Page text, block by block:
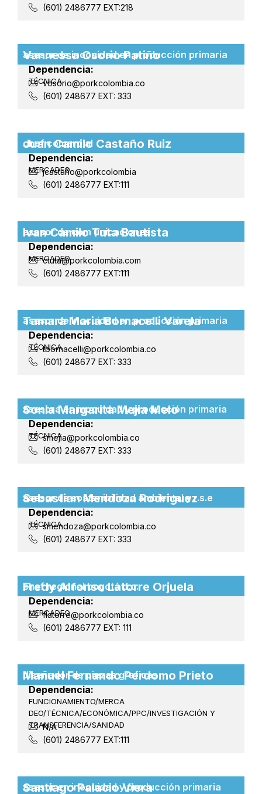
(601) 2486777 EXT:218
Vannessa Osorio Patiño
asesor de inocuidad en producción primaria
Dependencia:
TÉCNICA
vosorio@porkcolombia.co
(601) 248677 EXT: 333
Juan Camilo Castaño Ruiz
chef comercial
Dependencia:
MERCADEO
jcastaño@porkcolombia
(601) 2486777 EXT:111
Ivan Camilo Tuta Bautista
asesor de com unicaciones
Dependencia:
MERCADEO
ctuta@porkcolombia.com
(601) 2486777 EXT:111
Tamara Maria Bornacelli Varela
asesor de inocuidad en producción primaria
Dependencia:
TÉCNICA
tbornacelli@porkcolombia.co
(601) 248677 EXT: 333
Sonia Margarita Mejia Melo
asesora en inocuidad y producción primaria
Dependencia:
TÉCNICA
smejia@porkcolombia.co
(601) 248677 EXT: 333
Sebastian Mendoza Rodriguez
asesor de sostenibilidad ambiental y r.s.e
Dependencia:
TÉCNICA
smendoza@porkcolombia.co
(601) 248677 EXT: 333
Fredy Alfonso Latorre Orjuela
chef regional bogotá d.c.
Dependencia:
MERCADEO
flatorre@porkcolombia.co
(601) 2486777 EXT: 111
Manuel Fernando Perdomo Prieto
diseñador de piezas graficas
Dependencia:
FUNCIONAMIENTO/MERCA
DEO/TÉCNICA/ECONÓMICA/PPC/INVESTIGACIÓN Y
TRANSFERENCIA/SANIDAD
N/A
(601) 2486777 EXT:111
Santiago Palacio Viera
asesor en inocuidad y producción primaria